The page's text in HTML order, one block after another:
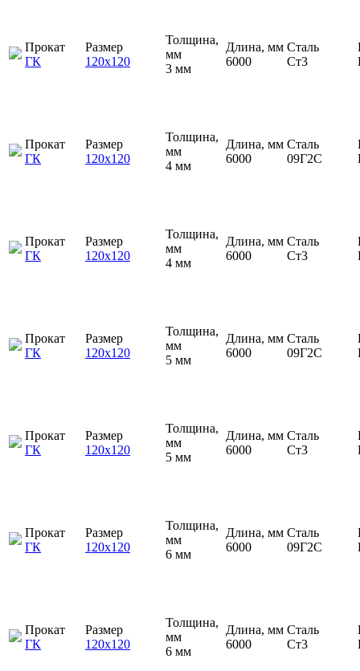
Прокат
ГК
Размер
120х120
Толщина,
мм
3 мм
Длина, мм
6000
Сталь
Ст3
Прокат
ГК
Размер
120х120
Толщина,
мм
4 мм
Длина, мм
6000
Сталь
09Г2С
Прокат
ГК
Размер
120х120
Толщина,
мм
4 мм
Длина, мм
6000
Сталь
Ст3
Прокат
ГК
Размер
120х120
Толщина,
мм
5 мм
Длина, мм
6000
Сталь
09Г2С
Прокат
ГК
Размер
120х120
Толщина,
мм
5 мм
Длина, мм
6000
Сталь
Ст3
Прокат
ГК
Размер
120х120
Толщина,
мм
6 мм
Длина, мм
6000
Сталь
09Г2С
Прокат
ГК
Размер
120х120
Толщина,
мм
6 мм
Длина, мм
6000
Сталь
Ст3